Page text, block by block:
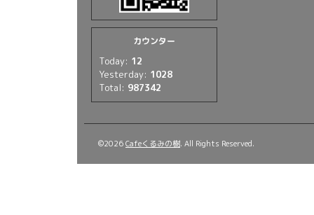
カウンター
Today: 12
Yesterday: 1028
Total: 987342
©2026Cafeくるみの樹. All Rights Reserved.